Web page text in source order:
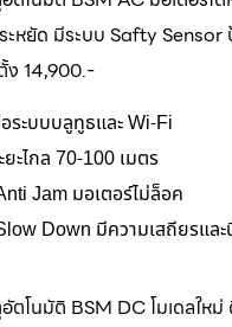
ะหยัด มีระบบ Safty
ง 14,900.-
ระบบบลูทูธและ Wi-Fi
ยะไกล 70-100 เมตร
Jam มอเตอร์ไม่ล็อค
Down มีความเสถียรแล
ตโนมัติ BSM DC โมเดลใหม่